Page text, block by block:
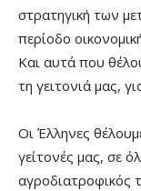
στρατηγική των
περίοδο
Και αυτά που
τη γειτονιά μας,
Οι Έλληνες
γείτονές μας, σε
αγροδιατροφικός